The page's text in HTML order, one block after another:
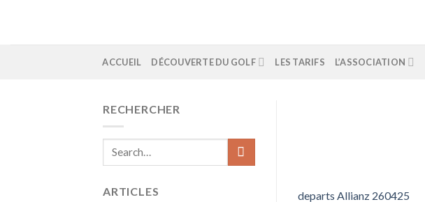
ACCUEIL DÉCOUVERTE DU GOLF LES TARIFS L’ASSOCIATION
RECHERCHER
ARTICLES departs Allianz 260425